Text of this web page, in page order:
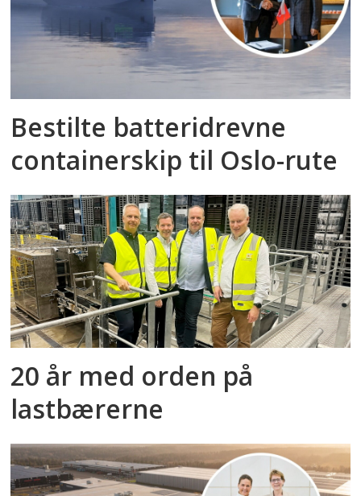
Bestilte batteridrevne
containerskip til Oslo-rute
20 år med orden på
lastbærerne